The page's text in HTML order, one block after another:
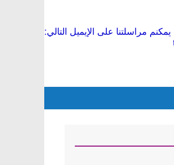
مراسلتنا على الإيميل التالي: